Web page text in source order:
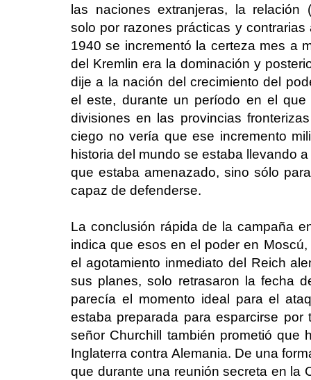
las naciones extranjeras, la relación
solo por razones prácticas y
1940 se incrementó la certeza mes a
del Kremlin era la dominación y
dije a la nación del crecimiento del
el este, durante un período en el
divisiones en las provincias
ciego no vería que ese incremento
historia del mundo se estaba llevando
que estaba amenazado, sino sólo
capaz de defenderse.
La conclusión rápida de la campaña
indica que esos en el poder en
el agotamiento inmediato del Reich
sus planes, solo retrasaron la fecha
parecía el momento ideal para el
estaba preparada para esparcirse por
señor Churchill también prometió que
Inglaterra contra Alemania. De una
que durante una reunión secreta en la